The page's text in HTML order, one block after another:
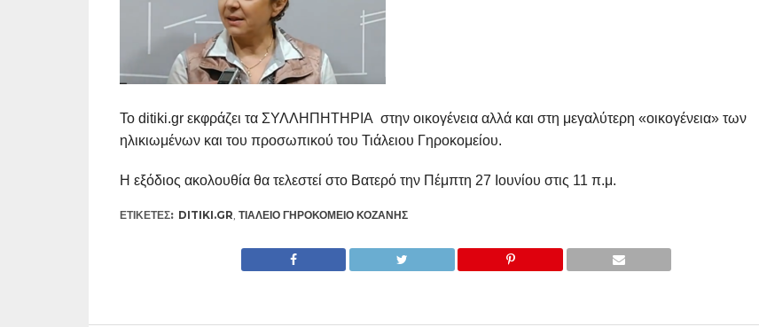
Το ditiki.gr εκφράζει τα ΣΥΛΛΗΠΗΤΗΡΙΑ στην οικογένεια αλλά και στη μεγαλύτερη «οικογένεια» των
ηλικιωμένων και του προσωπικού του Τιάλειου Γηροκομείου.
Η εξόδιος ακολουθία θα τελεστεί στο Βατερό την Πέμπτη 27 Ιουνίου στις 11 π.μ.
ΕΤΙΚΕΤΕΣ: DITIKI.GR ΤΙΆΛΕΙΟ ΓΗΡΟΚΟΜΕΊΟ ΚΟΖΆΝΗΣ